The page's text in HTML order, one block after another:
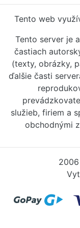
Tento web
Tento server je
častiach
(texty, obrázky,
ďalšie časti
služieb, firiem a
obchodnými
2006